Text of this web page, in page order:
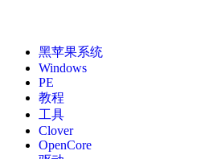
黑苹果系统
Windows
PE
教程
工具
Clover
OpenCore